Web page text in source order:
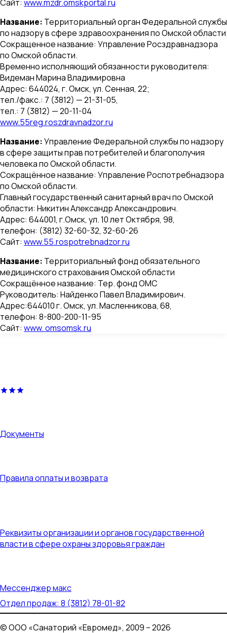
Сайт: www.mzdr.omskportal.ru
Название: Территориальный орган Федеральной службы
по надзору в сфере здравоохранения по Омской области
Сокращенное название: Управление Росздравнадзора
по Омской области.
Временно исполняющий обязанности руководителя:
Видеман Марина Владимировна
Адрес: 644024, г. Омск, ул. Сенная, 22;
тел./факс.: 7 (3812) — 21-31-05,
тел.: 7 (3812) — 20-11-04
www.55reg.roszdravnadzor.ru
Название:Управление Федеральной службы по надзору
в сфере защиты прав потребителей и благополучия
человека по Омской области.
Сокращённое название: Управление Роспотребнадзора
по Омской области.
Главный государственный санитарный врач по Омской
области: Никитин Александр Александрович.
Адрес: 644001, г.Омск, ул. 10 лет Октября, 98,
телефон: (3812) 32-60-32, 32-60-26
Сайт: www.55.rospotrebnadzor.ru
Название: Территориальный фонд обязательного
медицинского страхования Омской области
Сокращённое название: Тер. фонд ОМС
Руководитель: Найденко Павел Владимирович.
Адрес:644010 г. Омск, ул. Масленникова, 68,
телефон: 8-800-200-11-95
Сайт: www. omsomsk.ru
Документы
Правила оплаты и возврата
Реквизиты организации и органов государственной
власти в сфере охраны здоровья граждан
Мессенджер макс
Отдел продаж: 8 (3812) 78-01-82
© ООО «Санаторий «Евромед», 2009 – 2026